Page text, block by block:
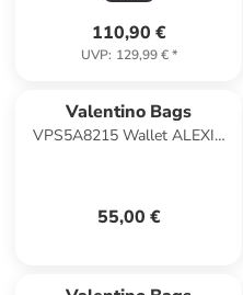
110,90 €
UVP: 129,99 €*
Valentino Bags
VPS5A8215 Wallet ALEXIA
55,00 €